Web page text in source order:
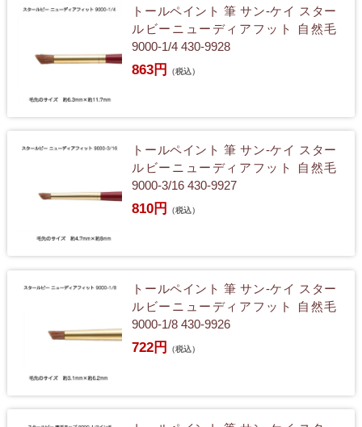
トールペイント 筆 サン-ケイ スター
ルビーニューディアフット 自然毛
9000-1/4 430-9928
863円 （税込）
トールペイント 筆 サン-ケイ スター
ルビーニューディアフット 自然毛
9000-3/16 430-9927
810円 （税込）
トールペイント 筆 サン-ケイ スター
ルビーニューディアフット 自然毛
9000-1/8 430-9926
722円 （税込）